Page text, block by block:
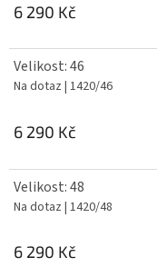
6 290 Kč
Velikost: 46
Na dotaz | 1420/46
6 290 Kč
Velikost: 48
Na dotaz | 1420/48
6 290 Kč